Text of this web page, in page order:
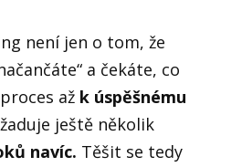
není jen o tom, že
a čekáte, co
až k úspěšnému
ještě několik
navíc. Těšit se tedy